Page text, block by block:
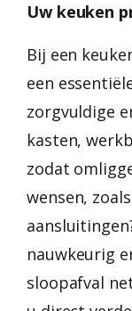
Uw keuken
Bij een
een
zorgvuldige
kasten,
zodat
wensen,
nauwkeurig
sloopafval